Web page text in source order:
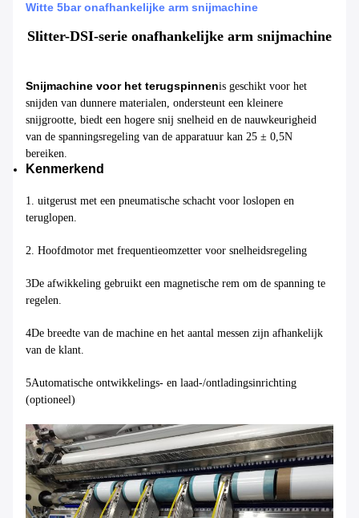
Witte 5bar onafhankelijke arm snijmachine
Slitter-DSI-serie onafhankelijke arm snijmachine
Snijmachine voor het terugspinnenis geschikt voor het
snijden van dunnere materialen, ondersteunt een kleinere
snijgrootte, biedt een hogere snij snelheid en de nauwkeurigheid
van de spanningsregeling van de apparatuur kan 25 ± 0,5N
bereiken.
Kenmerkend
1. uitgerust met een pneumatische schacht voor loslopen en
teruglopen.
2. Hoofdmotor met frequentieomzetter voor snelheidsregeling
3De afwikkeling gebruikt een magnetische rem om de spanning te
regelen.
4De breedte van de machine en het aantal messen zijn afhankelijk
van de klant.
5Automatische ontwikkelings- en laad-/ontladingsinrichting
(optioneel)